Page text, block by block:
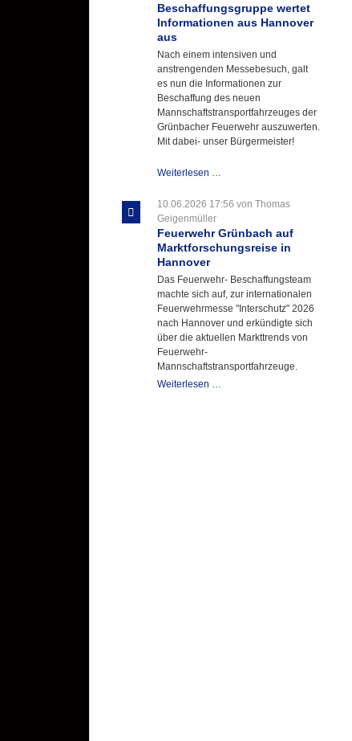
Beschaffungsgruppe wertet
Informationen aus Hannover
aus
Nach einem intensiven und
anstrengenden Messebesuch, galt
es nun die Informationen zur
Beschaffung des neuen
Mannschaftstransportfahrzeuges der
Grünbacher Feuerwehr auszuwerten.
Mit dabei- unser Bürgermeister!
Weiterlesen …
Informationen
Hannover
aus
10.06.2026 17:56 von Thomas
Geigenmüller
Feuerwehr Grünbach auf
Marktforschungsreise in
Hannover
Das Feuerwehr- Beschaffungsteam
machte sich auf, zur internationalen
Feuerwehrmesse "Interschutz" 2026
nach Hannover und erkündigte sich
über die aktuellen Markttrends von
Feuerwehr-
Mannschaftstransportfahrzeuge.
Weiterlesen …